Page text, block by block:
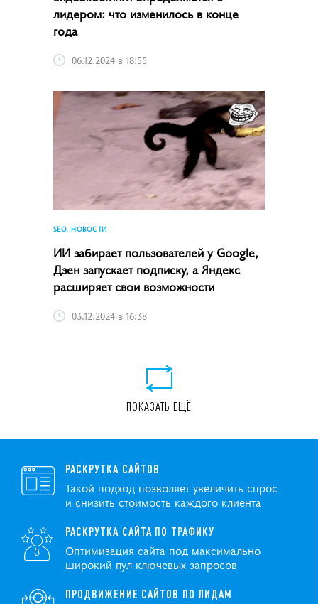
лидером: что изменилось в конце
года
06.12.2024 в 18:55
SEO, НОВОСТИ
ИИ забирает пользователей у Google,
Дзен запускает подписку, а Яндекс
расширяет свои возможности
03.12.2024 в 16:38
ПОКАЗАТЬ ЕЩЁ
РАСКРУТКА САЙТОВ
Такой подход позволяет увеличить спрос
и снизить стоимость каждого клиента
РАСКРУТКА САЙТА ПО ТРАФИКУ
Оптимизация сайта под максимально
широкий пул ключевых запросов
ПРОДВИЖЕНИЕ САЙТОВ ПО ЛИДАМ